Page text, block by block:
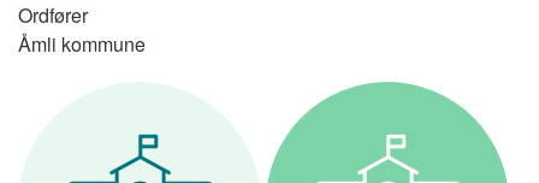
Ordfører
Åmli kommune